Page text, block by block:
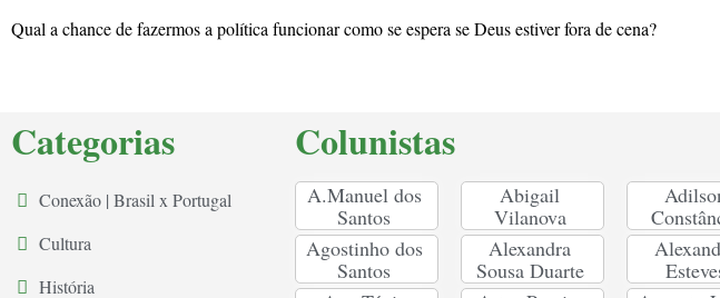
Qual a chance de fazermos a política funcionar como se espera se Deus estiver fora de cena?
Categorias
Conexão | Brasil x Portugal
Cultura
História
Colunistas
A.Manuel dos
Santos
Abigail
Vilanova
Agostinho dos
Santos
Alexandra
Sousa Duarte